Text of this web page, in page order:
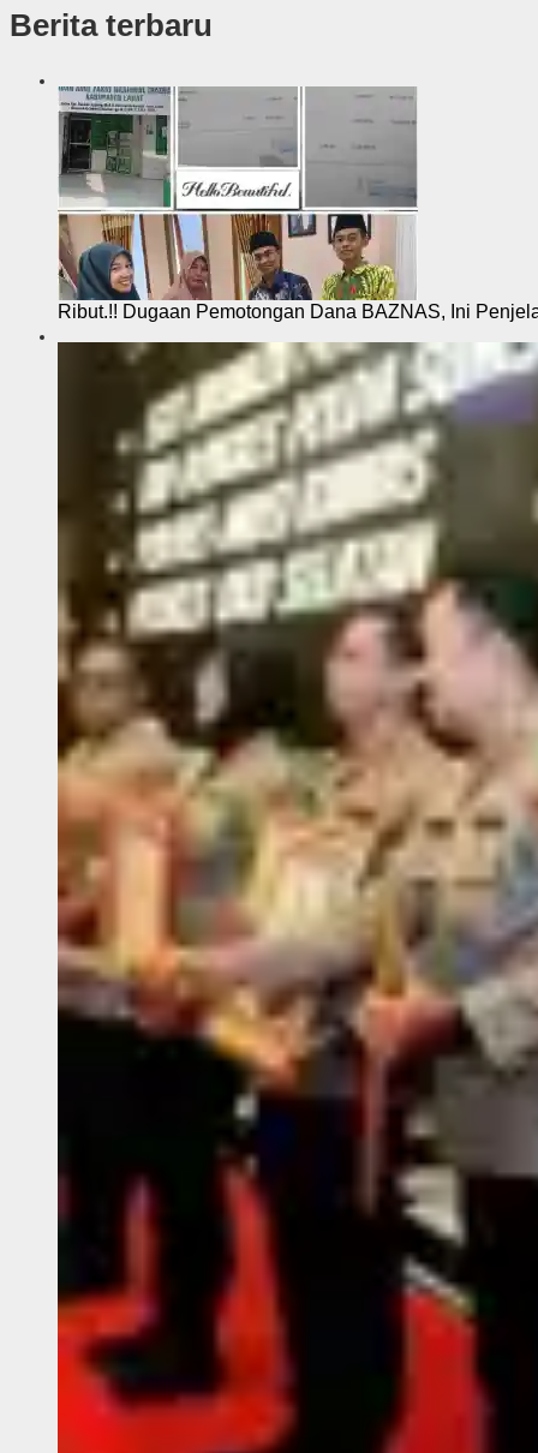
Berita terbaru
Ribut.!! Dugaan Pemotongan Dana BAZNAS, Ini